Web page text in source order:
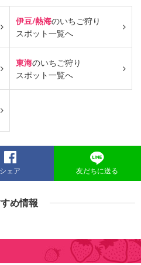
伊豆/熱海のいちご狩り
スポット一覧へ
東海のいちご狩り
スポット一覧へ
シェア 友だちに送る
め情報